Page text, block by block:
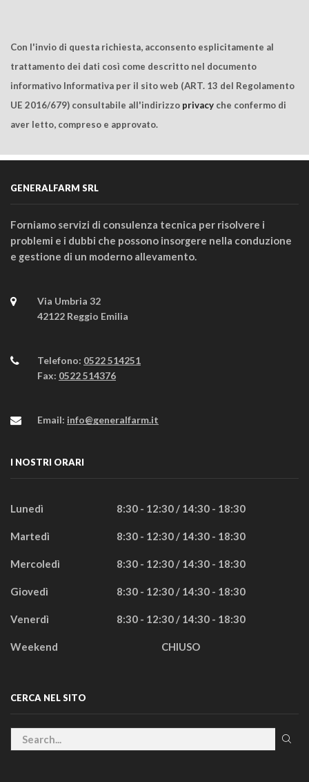
Con l'invio di questa richiesta, acconsento esplicitamente al
trattamento dei dati così come descritto nel documento
informativo Informativa per il sito web (ART. 13 del Regolamento
UE 2016/679) consultabile all'indirizzo privacy che confermo di
aver letto, compreso e approvato.
GENERALFARM SRL
Forniamo servizi di consulenza tecnica per risolvere i
problemi e i dubbi che possono insorgere nella conduzione
e gestione di un moderno allevamento.
Via Umbria 32
42122 Reggio Emilia
Telefono: 0522 514251
Fax: 0522 514376
Email: info@generalfarm.it
I NOSTRI ORARI
Lunedì 8:30 - 12:30 / 14:30 - 18:30
Martedì 8:30 - 12:30 / 14:30 - 18:30
Mercoledì 8:30 - 12:30 / 14:30 - 18:30
Giovedì 8:30 - 12:30 / 14:30 - 18:30
Venerdì 8:30 - 12:30 / 14:30 - 18:30
Weekend CHIUSO
CERCA NEL SITO